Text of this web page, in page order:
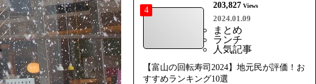
4 203,827 Views
2024.01.09
まとめ
ランチ
人気記事
【富山の回転寿司2024】地元民が評価！お
すすめランキング10選